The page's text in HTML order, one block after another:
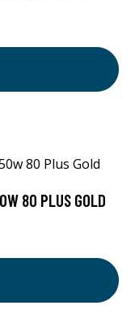
80 PLUS GOLD